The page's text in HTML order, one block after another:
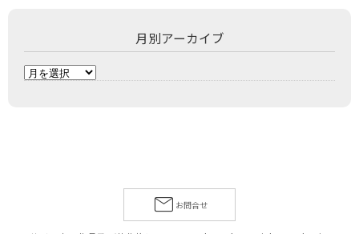
月別アーカイブ
月
お問合せ